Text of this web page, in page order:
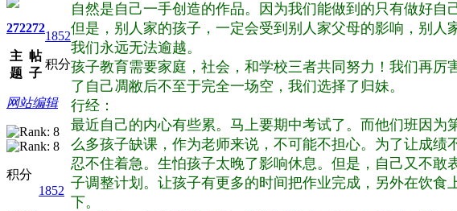
272
主
题
272
帖
子
1852
积分
网站编辑
积分
1852
自然是自己一手创造的作品。因为我们能做到的只有做好自
但是，别人家的孩子，一定会受到别人家父母的影响，别人
我们永远无法逾越。
孩子教育需要家庭，社会，和学校三者共同努力！我们再
了自己凋敝后不至于完全一场空，我们选择了归妹。
行经：
最近自己的内心有些累。马上要期中考试了。而他们班因
么多孩子缺课，作为老师来说，不可能不担心。为了让成
忍不住着急。生怕孩子太晚了影响休息。但是，自己又不
子调整计划。让孩子有更多的时间把作业完成，另外在饮
下。